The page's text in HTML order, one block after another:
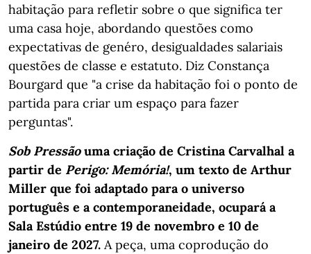
habitação para refletir sobre o que significa ter
uma casa hoje, abordando questões como
expectativas de genéro, desigualdades salariais
questões de classe e estatuto. Diz Constança
Bourgard que "a crise da habitação foi o ponto de
partida para criar um espaço para fazer
perguntas".
Sob Pressãouma criação de Cristina Carvalhal a
partir de Perigo: Memória!, um texto de Arthur
Miller que foi adaptado para o universo
português e a contemporaneidade, ocupará a
Sala Estúdio entre 19 de novembro e 10 de
janeiro de 2027. A peça, uma coprodução do